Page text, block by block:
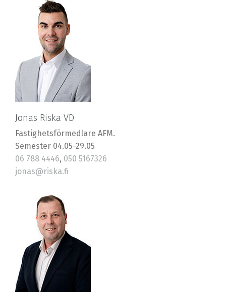
Jonas Riska VD
Fastighetsförmedlare AFM.
Semester 04.05-29.05
06 788 4446, 050 5167326
jonas@riska.fi